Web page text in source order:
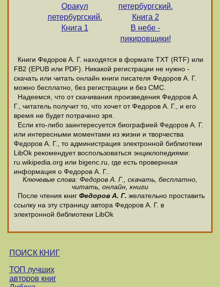
Оракул
петербургский.
Книга 1
петербургский.
Книга 2
В небе -
пикировщики!
Книги Федоров А. Г. находятся в формате ТХТ (RTF) или
FB2 (EPUB или PDF). Никакой регистрации не нужно -
скачать или читать онлайн книги писателя Федоров А. Г.
можно бесплатно, без регистрации и без СМС.
Надеемся, что от скачивания произведения Федоров А.
Г., читатель получит то, что хочет от Федоров А. Г., и его
время не будет потрачено зря.
Если кто-либо заинтересуется биографией Федоров А. Г.
или интересными моментами из жизни и творчества
Федоров А. Г., то администрация электронной библиотеки
LibOk рекомендует воспользоваться энциклопедиями:
ru.wikipedia.org или bigenc.ru, где есть провернная
информация о Федоров А. Г..
Ключевые слова: Федоров А. Г., скачать, бесплатно,
читать, онлайн, книги
После чтения книг Федоров А. Г. желательно проставить
ссылку на эту страницу автора Федоров А. Г. в
электронной библиотеки LibOk
ПОИСК КНИГ
ТОП лучших
авторов книг